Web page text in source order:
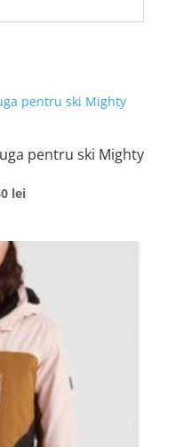
pentru ski Mighty
lei.
leiPrețul